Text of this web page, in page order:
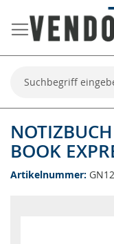
Suche
BOOK
Artikelnummer